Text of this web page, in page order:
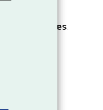
obligatoires.